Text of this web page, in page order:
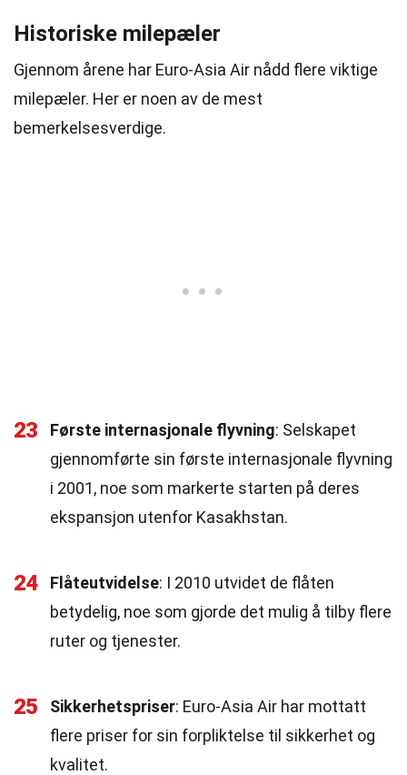
Historiske milepæler
Gjennom årene har Euro-Asia Air nådd flere viktige
milepæler. Her er noen av de mest
bemerkelsesverdige.
23 Første internasjonale flyvning: Selskapet
gjennomførte sin første internasjonale flyvning
i 2001, noe som markerte starten på deres
ekspansjon utenfor Kasakhstan.
24 Flåteutvidelse: I 2010 utvidet de flåten
betydelig, noe som gjorde det mulig å tilby flere
ruter og tjenester.
25 Sikkerhetspriser: Euro-Asia Air har mottatt
flere priser for sin forpliktelse til sikkerhet og
kvalitet.